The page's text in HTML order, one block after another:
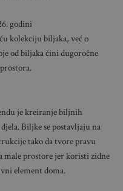
godini
kolekciju biljaka, već o
od biljaka čini dugoročne
je kreiranje biljnih
Biljke se postavljaju na
tako da tvore pravu
male prostore jer koristi zidne
element doma.